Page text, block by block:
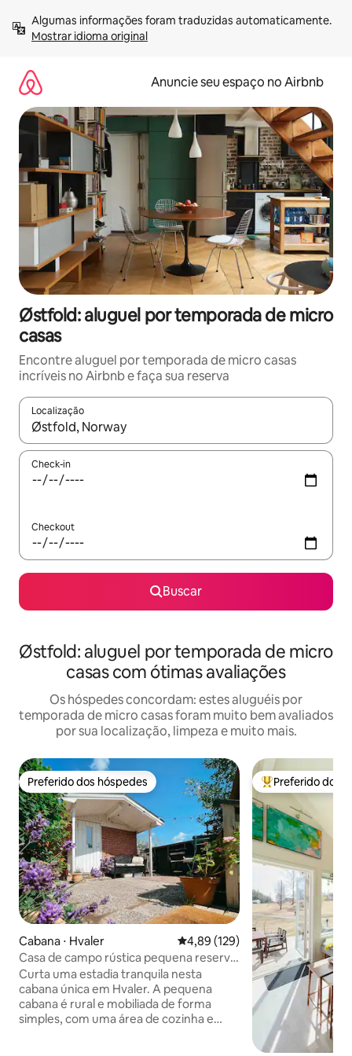
para
Mostrar idioma original
Anuncie seu espaço no Airbnb
Østfold: aluguel por temporada de micro
casas
Encontre aluguel por temporada de micro casas
incríveis no Airbnb e faça sua reserva
Localização
Quando os resultados estiverem disponíveis, explore-os
Check-in
Checkout
Buscar
Østfold: aluguel por temporada de micro
casas com ótimas avaliações
Os hóspedes concordam: estes aluguéis por
temporada de micro casas foram muito bem avaliados
por sua localização, limpeza e muito mais.
Preferido dos hóspedes
Preferido dos hóspedes
Cabana ⋅ Hvaler 4,89 de uma avaliação média de
4,89 (129)
Casa de campo rústica pequena reserva
natural
Curta uma estadia tranquila nesta
cabana única em Hvaler. A pequena
cabana é rural e mobiliada de forma
simples, com uma área de cozinha e
Entre os
Preferido dos